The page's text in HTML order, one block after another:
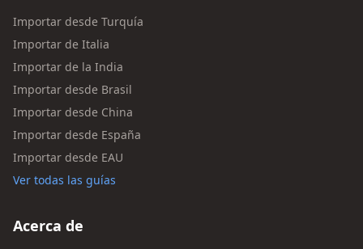
Importar desde Turquía
Importar de Italia
Importar de la India
Importar desde Brasil
Importar desde China
Importar desde España
Importar desde EAU
Ver todas las guías
Acerca de